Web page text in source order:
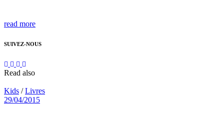
read more
SUIVEZ-NOUS
Read also
Kids /Livres
29/04/2015